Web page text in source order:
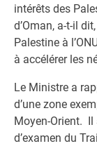
intérêts des
d’Oman, a-t-il
Palestine à
à accélérer les
Le Ministre a
d’une zone
Moyen-Orient. Il
d’examen du